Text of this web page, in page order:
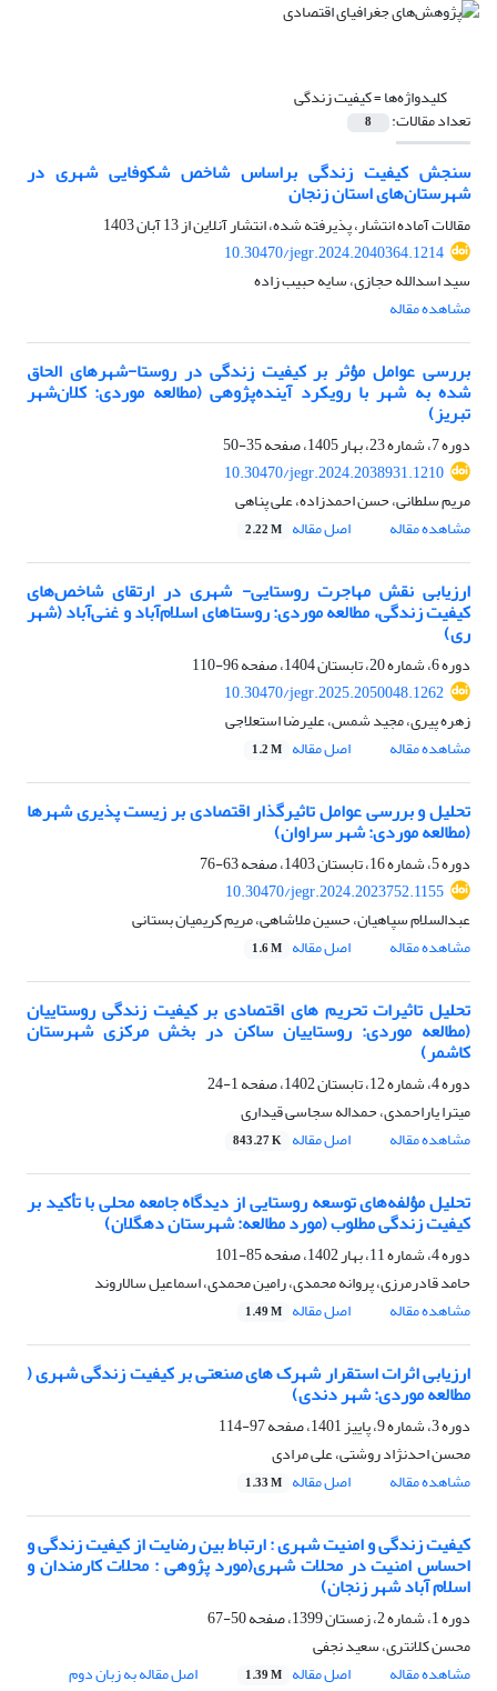
کلیدواژه‌ها =کیفیت زندگی
تعداد مقالات: 8
سنجش کیفیت زندگی براساس شاخص شکوفایی شهری در
شهرستان‌های استان زنجان
مقالات آماده انتشار، پذیرفته شده، انتشار آنلاین از13 آبان 1403
10.30470/jegr.2024.2040364.1214
سید اسدالله حجازی، سایه حبیب زاده
مشاهده مقاله
بررسی عوامل مؤثر بر کیفیت زندگی در روستا-شهرهای الحاق
شده به شهر با رویکرد آینده‌پژوهی (مطالعه موردی: کلان‌شهر
تبریز)
دوره 7، شماره 23، بهار 1405، صفحه
35-50
10.30470/jegr.2024.2038931.1210
مریم سلطانی، حسن احمدزاده، علی پناهی
مشاهده مقاله
اصل مقاله 2.22 M
ارزیابی نقش مهاجرت روستایی- شهری در ارتقای شاخص‌های
کیفیت زندگی، مطالعه موردی: روستاهای اسلام‌آباد و غنی‌آباد (شهر
ری)
دوره 6، شماره 20، تابستان 1404، صفحه
96-110
10.30470/jegr.2025.2050048.1262
زهره پیری، مجید شمس، علیرضا استعلاجی
مشاهده مقاله
اصل مقاله 1.2 M
تحلیل و بررسی عوامل تاثیرگذار اقتصادی بر زیست پذیری شهرها
(مطالعه موردی: شهر سراوان)
دوره 5، شماره 16، تابستان 1403، صفحه
63-76
10.30470/jegr.2024.2023752.1155
عبدالسلام سپاهیان، حسین ملاشاهی، مریم کریمیان بستانی
مشاهده مقاله
اصل مقاله 1.6 M
تحلیل تاثیرات تحریم های اقتصادی بر کیفیت زندگی روستاییان
(مطالعه موردی: روستاییان ساکن در بخش مرکزی شهرستان
کاشمر)
دوره 4، شماره 12، تابستان 1402، صفحه
1-24
میترا یاراحمدی، حمداله سجاسی قیداری
مشاهده مقاله
اصل مقاله 843.27 K
تحلیل مؤلفه‌های توسعه روستایی از دیدگاه جامعه محلی با تأکید بر
کیفیت زندگی مطلوب (مورد مطالعه: شهرستان دهگلان)
دوره 4، شماره 11، بهار 1402، صفحه
85-101
حامد قادرمرزی، پروانه محمدی، رامین محمدی، اسماعیل سالاروند
مشاهده مقاله
اصل مقاله 1.49 M
ارزیابی اثرات استقرار شهرک های صنعتی بر کیفیت زندگی شهری (
مطالعه موردی: شهر دندی)
دوره 3، شماره 9، پاییز 1401، صفحه
97-114
محسن احدنژاد روشتی، علی مرادی
مشاهده مقاله
اصل مقاله 1.33 M
کیفیت زندگی و امنیت شهری : ارتباط بین رضایت از کیفیت زندگی و
احساس امنیت در محلات شهری(مورد پژوهی : محلات کارمندان و
اسلام آباد شهر زنجان)
دوره 1، شماره 2، زمستان 1399، صفحه
50-67
محسن کلانتری، سعید نجفی
مشاهده مقاله
اصل مقاله 1.39 M اصل مقاله به زبان دوم